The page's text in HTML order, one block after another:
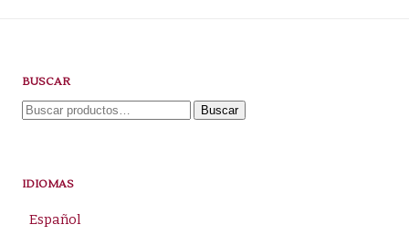
BUSCAR
Buscar
Buscar
IDIOMAS
Español